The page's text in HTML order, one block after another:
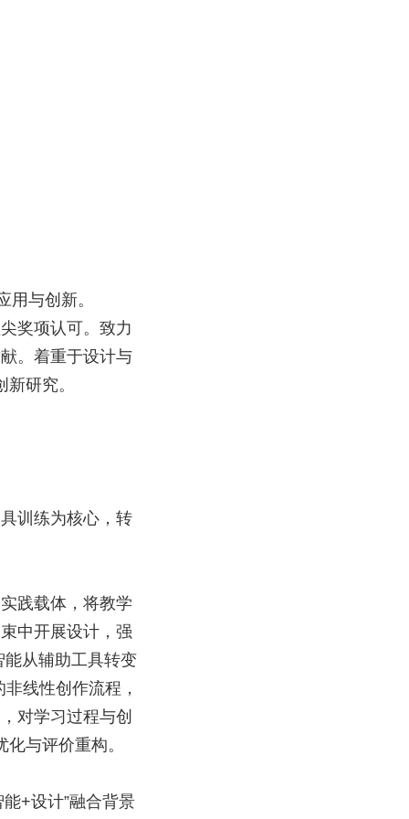
与创新。
奖项认可。致力
。 着重于设计与
研究。
训练为核心，转
践载体，将教学
中开展设计，强
从辅助工具转变
线性创作流程，
对学习过程与创
与评价重构。
+设计”融合背景